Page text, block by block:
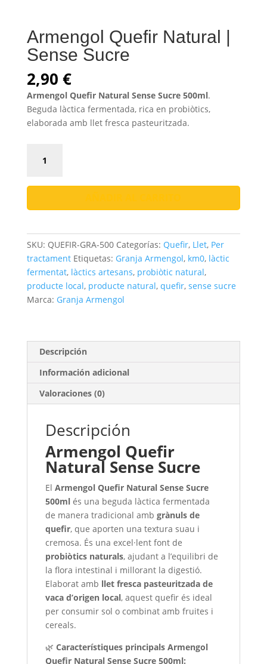
Armengol Quefir Natural |
Sense Sucre
2,90 €
Armengol Quefir Natural Sense Sucre 500ml.
Beguda làctica fermentada, rica en probiòtics,
elaborada amb llet fresca pasteuritzada.
Quefir
|
Sense
cantidad
SKU: QUEFIR-GRA-500 Categorías: Quefir, Llet, Per
tractament Etiquetas: Granja Armengol, km0, làctic
fermentat, làctics artesans, probiòtic natural,
producte local, producte natural, quefir, sense sucre
Marca: Granja Armengol
Descripción
Información adicional
Valoraciones (0)
Descripción
Armengol Quefir
Natural Sense Sucre
El Armengol Quefir Natural Sense Sucre
500ml és una beguda làctica fermentada
de manera tradicional amb grànuls de
quefir, que aporten una textura suau i
cremosa. És una excel·lent font de
probiòtics naturals, ajudant a l’equilibri de
la flora intestinal i millorant la digestió.
Elaborat amb llet fresca pasteuritzada de
vaca d’origen local, aquest quefir és ideal
per consumir sol o combinat amb fruites i
cereals.
🌿 Característiques principals Armengol
Quefir Natural Sense Sucre 500ml: